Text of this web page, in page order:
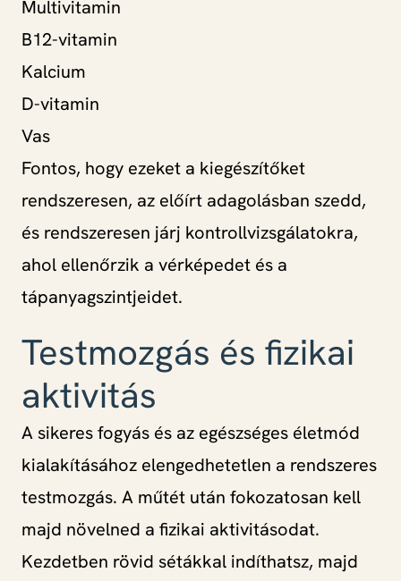
Multivitamin
B12-vitamin
Kalcium
D-vitamin
Vas
Fontos, hogy ezeket a kiegészítőket
rendszeresen, az előírt adagolásban szedd,
és rendszeresen járj kontrollvizsgálatokra,
ahol ellenőrzik a vérképedet és a
tápanyagszintjeidet.
Testmozgás és fizikai
aktivitás
A sikeres fogyás és az egészséges életmód
kialakításához elengedhetetlen a rendszeres
testmozgás. A műtét után fokozatosan kell
majd növelned a fizikai aktivitásodat.
Kezdetben rövid sétákkal indíthatsz, majd